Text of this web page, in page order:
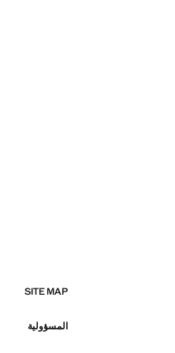
SITE MAP
المسؤولية